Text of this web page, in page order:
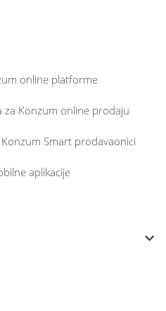
online platforme
za Konzum online prodaju
Smart prodavaonici
aplikacije